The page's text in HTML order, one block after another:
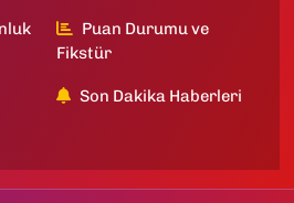
Puan Durumu ve
Fikstür
Son Dakika Haberleri